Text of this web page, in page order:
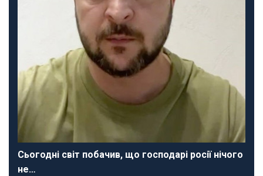
Сьогодні світ побачив, що господарі росії нічого
не…